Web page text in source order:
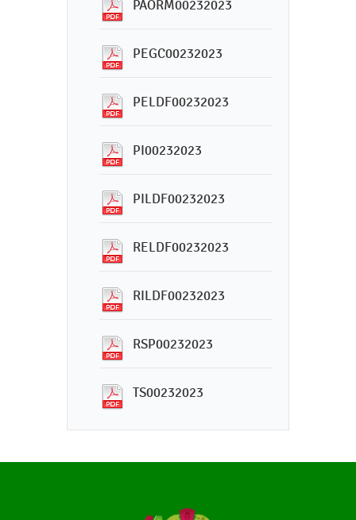
PAORM00232023
PEGC00232023
PELDF00232023
PI00232023
PILDF00232023
RELDF00232023
RILDF00232023
RSP00232023
TS00232023